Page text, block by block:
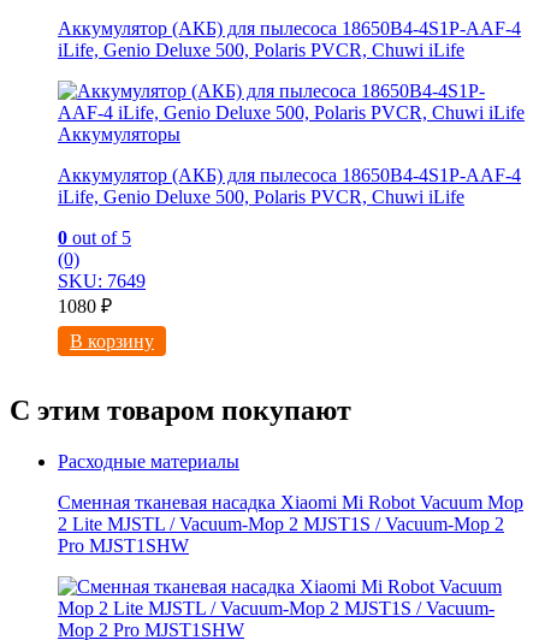
Аккумулятор (АКБ) для пылесоса 18650B4-4S1P-AAF-4
iLife, Genio Deluxe 500, Polaris PVCR, Chuwi iLife
Аккумуляторы
Аккумулятор (АКБ) для пылесоса 18650B4-4S1P-AAF-4
iLife, Genio Deluxe 500, Polaris PVCR, Chuwi iLife
0 out of 5
(0)
SKU: 7649
1080 ₽
В корзину
С этим товаром покупают
Расходные материалы
Сменная тканевая насадка Xiaomi Mi Robot Vacuum Mop
2 Lite MJSTL / Vacuum-Mop 2 MJST1S / Vacuum-Mop 2
Pro MJST1SHW